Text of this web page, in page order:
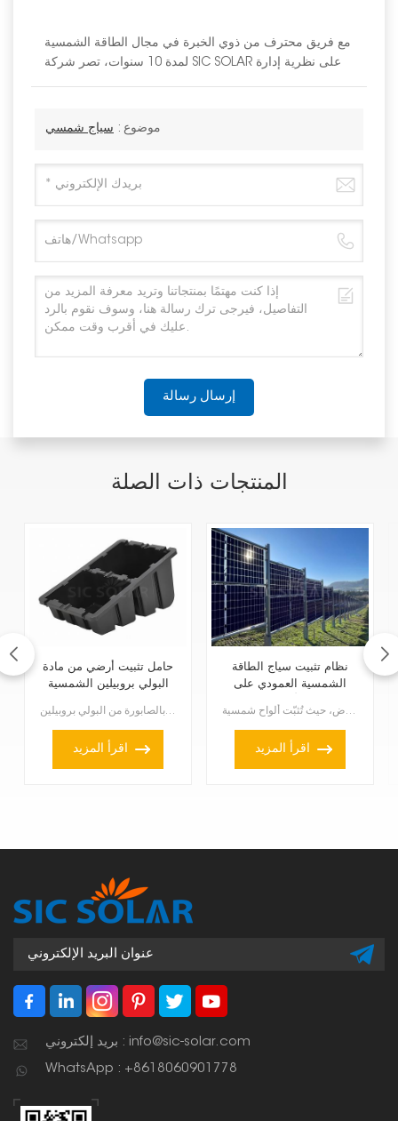
مع فريق محترف من ذوي الخبرة في مجال الطاقة الشمسية
لمدة 10 سنوات، تصر شركة SIC SOLAR على نظرية إدارة
موضوع : سياج شمسي
إرسال رسالة
المنتجات ذات الصلة
حامل تثبيت أرضي من مادة
البولي بروبيلين الشمسية
حامل التثبيت الأرضي المُثبّت بالصابورة من البولي بروبيلين (PP) هو نظام تثبيت متين ومبتكر مُصمّم لترك...
اقرأ المزيد
نظام تثبيت سياج الطاقة
الشمسية العمودي على
نظام سياج الطاقة الشمسية العمودي المُثبّت على الأرض هو نظام يُثبّت على الأرض، حيث تُثبّت ألواح شمسية...
اقرأ المزيد
بريد إلكتروني : info@sic-solar.com
WhatsApp : +8618060901778